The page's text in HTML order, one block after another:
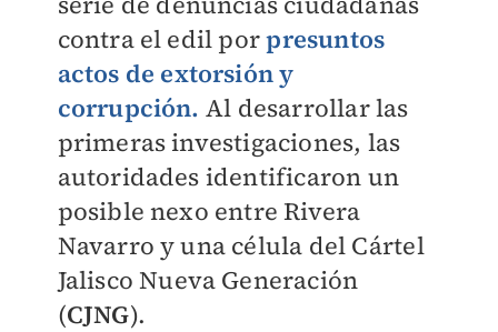
contra el edil porpresuntos
actos de extorsión y
corrupción. Al desarrollar las
primeras investigaciones, las
autoridades identificaron un
posible nexo entre Rivera
Navarro y una célula del Cártel
Jalisco Nueva Generación
(CJNG).